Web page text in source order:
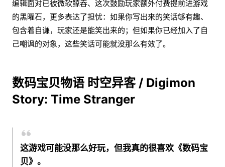
编辑面对已被微软鲸吞、这次鼓励玩家额外付费提前进游戏
的黑曜石，更多表达了担忧：如果你写出来的笑话够有趣、
包含着自谦，玩家还是能笑出来的；但如果你已经加入了自
己嘲讽的对象，这些笑话可能就没那么有效了。
数码宝贝物语 时空异客 / Digimon
Story: Time Stranger
这游戏可能没那么好玩，但我真的很喜欢《数码宝
贝》。